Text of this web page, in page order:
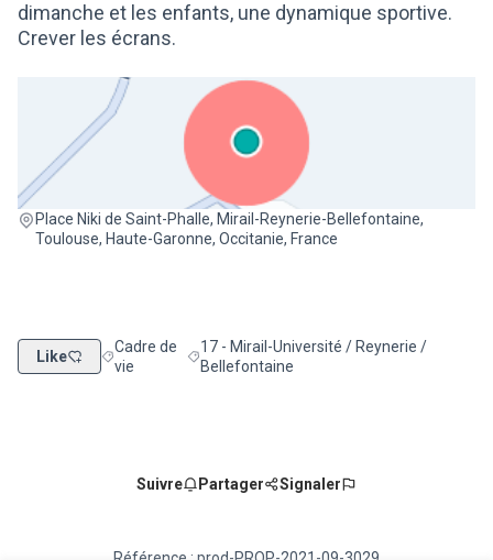
dimanche et les enfants, une dynamique sportive.
Crever les écrans.
Place Niki de Saint-Phalle, Mirail-Reynerie-Bellefontaine,
Toulouse, Haute-Garonne, Occitanie, France
(Lien externe)
Like Filtrer les résultats de la catégorie : Cadre de vie
Cadre de
vie
Filtrer les résultats pour le secteur : 17 -
17 - Mirail-Université / Reynerie /
Bellefontaine
Suivre Partager Signaler